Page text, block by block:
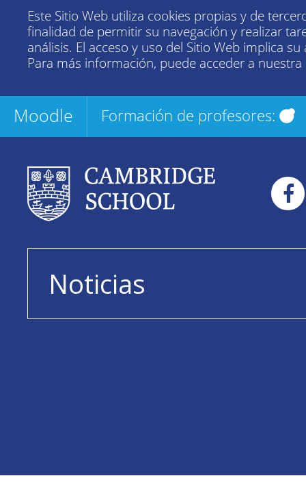
Este Sitio Web utiliza cookies propias y de
finalidad de permitir su navegación y realizar
análisis. El acceso y uso del Sitio Web implica su
Para más información, puede acceder a nuestra
Moodle Formación de profesores:
Noticias